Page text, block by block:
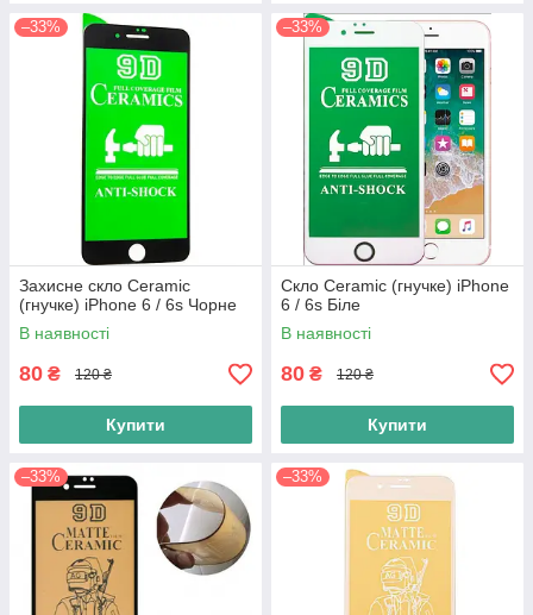
–33%
Захисне скло Ceramic
(гнучке) iPhone 6 / 6s Чорне
В наявності
80 ₴ 120 ₴
Купити
–33%
Скло Ceramic (гнучке) iPhone
6 / 6s Біле
В наявності
80 ₴ 120 ₴
Купити
–33% –33%